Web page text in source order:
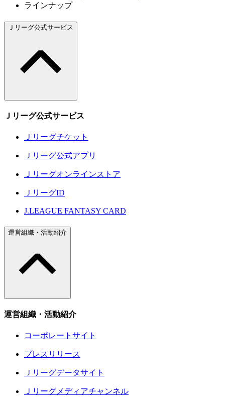
ラインナップ
Ｊリーグ公式サービス
Ｊリーグ公式サービス
Ｊリーグチケット
Ｊリーグ公式アプリ
Ｊリーグオンラインストア
ＪリーグID
J.LEAGUE FANTASY CARD
運営組織・活動紹介
運営組織・活動紹介
コーポレートサイト
プレスリリース
Ｊリーグデータサイト
Ｊリーグメディアチャンネル